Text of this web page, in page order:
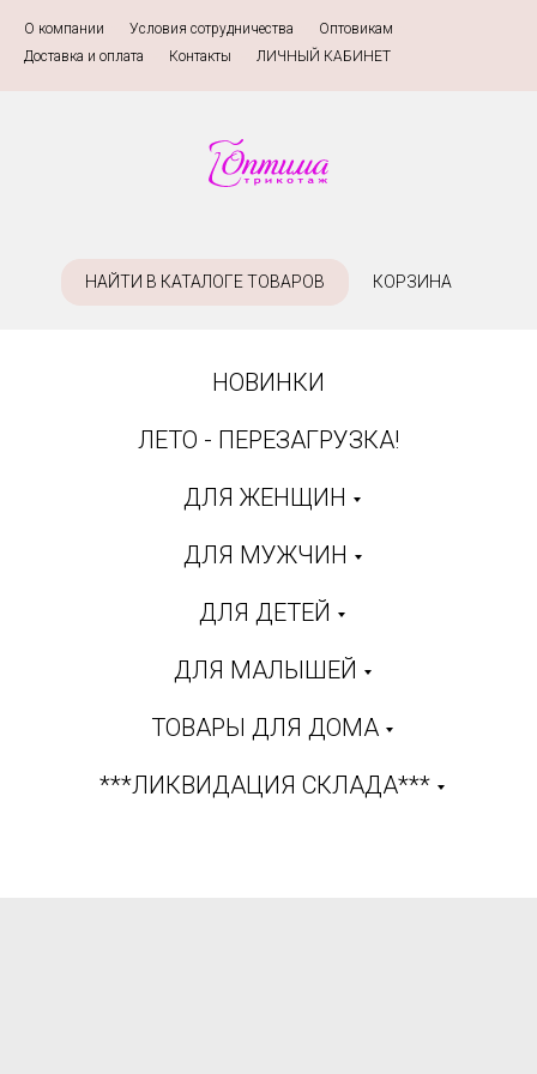
О компании Условия сотрудничества Оптовикам
Доставка и оплата
Контакты ЛИЧНЫЙ КАБИНЕТ
НАЙТИ В КАТАЛОГЕ ТОВАРОВ КОРЗИНА
НОВИНКИ
ЛЕТО - ПЕРЕЗАГРУЗКА!
ДЛЯ ЖЕНЩИН
ДЛЯ МУЖЧИН
ДЛЯ ДЕТЕЙ
ДЛЯ МАЛЫШЕЙ
ТОВАРЫ ДЛЯ ДОМА
***ЛИКВИДАЦИЯ СКЛАДА***